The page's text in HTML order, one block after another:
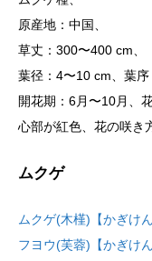
原産地：中国、
草丈：300〜400 cm、
葉径：4〜10 cm、葉序
開花期：6月〜10月、
心部が紅色、花の咲き
ムクゲ
ムクゲ(木槿)【かぎけん
フヨウ(芙蓉)【かぎけん